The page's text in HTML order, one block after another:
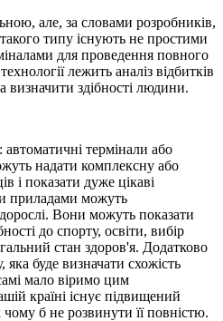
але, за словами розробників,
типу існують не простими
для проведення повного
лежить аналіз відбитків
визначити здібності людини.
автоматичні термінали або
надати комплексну або
і показати дуже цікаві
приладами можуть
Вони можуть показати
до спорту, освіти, вибір
стан здоров'я. Додатково
буде визначати схожість
мало віримо цим
країні існує підвищений
б не розвинути її повністю.